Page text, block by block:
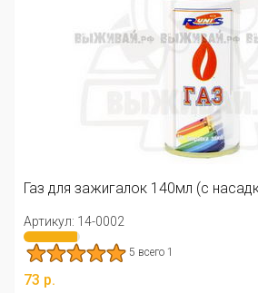
Газ для зажигалок 140мл (с
Артикул: 14-0002
5 всего 1
73 р.